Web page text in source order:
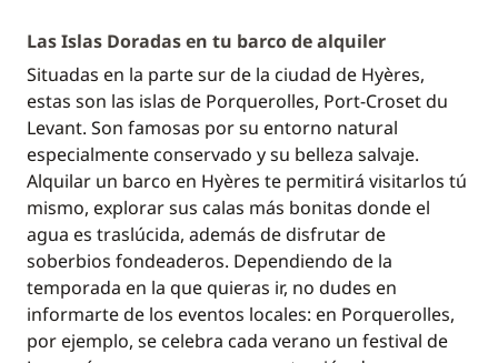
Las Islas Doradas en tu barco de alquiler
Situadas en la parte sur de la ciudad de Hyères,
estas son las islas de Porquerolles, Port-Croset du
Levant. Son famosas por su entorno natural
especialmente conservado y su belleza salvaje.
Alquilar un barco en Hyères te permitirá visitarlos tú
mismo, explorar sus calas más bonitas donde el
agua es traslúcida, además de disfrutar de
soberbios fondeaderos. Dependiendo de la
temporada en la que quieras ir, no dudes en
informarte de los eventos locales: en Porquerolles,
por ejemplo, se celebra cada verano un festival de